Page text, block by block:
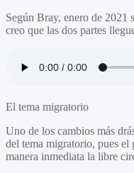
Según Bray, enero de 2021
creo que las dos partes
El tema migratorio
Uno de los cambios más
del tema migratorio, pues el
manera inmediata la libre